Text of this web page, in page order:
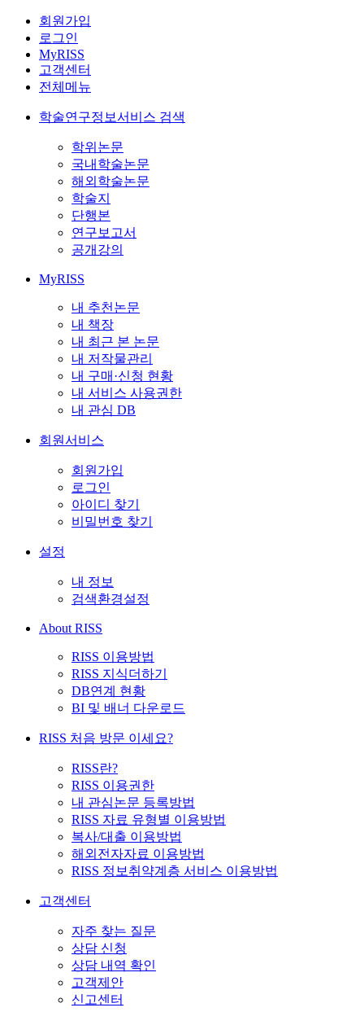
회원가입
로그인
MyRISS
고객센터
전체메뉴
학술연구정보서비스 검색
학위논문
국내학술논문
해외학술논문
학술지
단행본
연구보고서
공개강의
MyRISS
내 추천논문
내 책장
내 최근 본 논문
내 저작물관리
내 구매·신청 현황
내 서비스 사용권한
내 관심 DB
회원서비스
회원가입
로그인
아이디 찾기
비밀번호 찾기
설정
내 정보
검색환경설정
About RISS
RISS 이용방법
RISS 지식더하기
DB연계 현황
BI 및 배너 다운로드
RISS 처음 방문 이세요?
RISS란?
RISS 이용권한
내 관심논문 등록방법
RISS 자료 유형별 이용방법
복사/대출 이용방법
해외전자자료 이용방법
RISS 정보취약계층 서비스 이용방법
고객센터
자주 찾는 질문
상담 신청
상담 내역 확인
고객제안
신고센터